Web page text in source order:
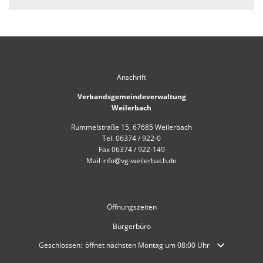
Anschrift
Verbandsgemeindeverwaltung
Weilerbach
Rummelstraße 15, 67685 Weilerbach
Tel. 06374 / 922-0
Fax 06374 / 922-149
Mail info@vg-weilerbach.de
Öffnungszeiten
Bürgerbüro
Klicken, um weitere Öffnungs- oder Schließzeiten auszublenden
Geschlossen: öffnet nächsten Montag um 08:00 Uhr